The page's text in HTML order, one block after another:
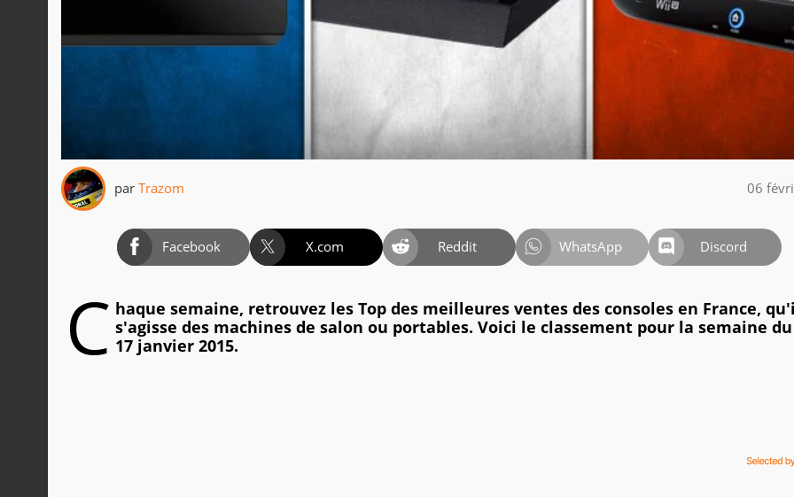
par Trazom 06
Facebook X.com Reddit WhatsApp Discord
C haque semaine, retrouvez les Top des meilleures ventes des consoles en France,
s'agisse des machines de salon ou portables. Voici le classement pour la semaine
17 janvier 2015.